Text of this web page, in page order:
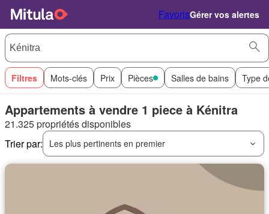
FavorisGérer vos alertes
Filtres Mots-clés Prix Pièces Salles de bains Type
Appartements à vendre 1 piece à Kénitra
21.325 propriétés disponibles
Trier par:
Les plus pertinents en premier